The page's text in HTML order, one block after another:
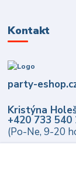
Kontakt
party-
Kristýna
+420 733 540
(Po-Ne, 9-20